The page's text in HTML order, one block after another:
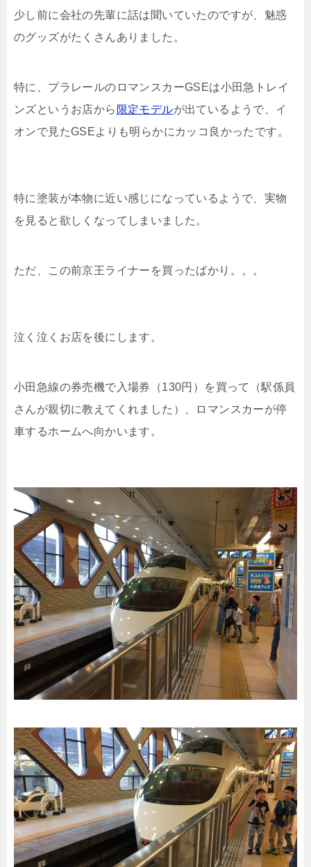
少し前に会社の先輩に話は聞いていたのですが、魅惑
のグッズがたくさんありました。
特に、プラレールのロマンスカーGSEは小田急トレイ
ンズというお店から 限定モデルが出ているようで、イ
オンで見たGSEよりも明らかにカッコ良かったです。
特に塗装が本物に近い感じになっているようで、実物
を見ると欲しくなってしまいました。
ただ、この前京王ライナーを買ったばかり。。。
泣く泣くお店を後にします。
小田急線の券売機で入場券（130円）を買って（駅係員
さんが親切に教えてくれました）、ロマンスカーが停
車するホームへ向かいます。